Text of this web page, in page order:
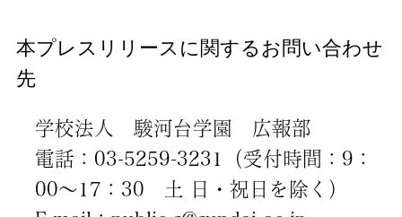
本プレスリリースに関するお問い合わせ
先
学校法人 駿河台学園 広報部
電話：03-5259-3231（受付時間：9：
00～17：30 土 日・祝日を除く）